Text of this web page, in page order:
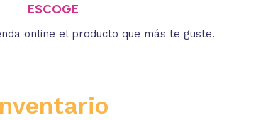
ESCOGE
online el producto que más te guste.